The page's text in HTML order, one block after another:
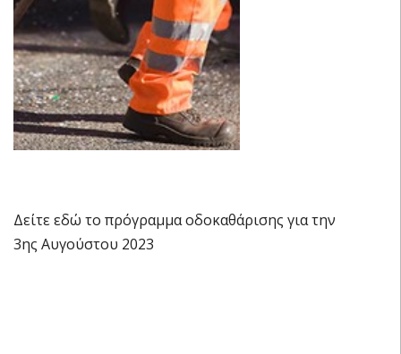
Δείτε εδώ το πρόγραμμα οδοκαθάρισης για την
3ης Αυγούστου 2023